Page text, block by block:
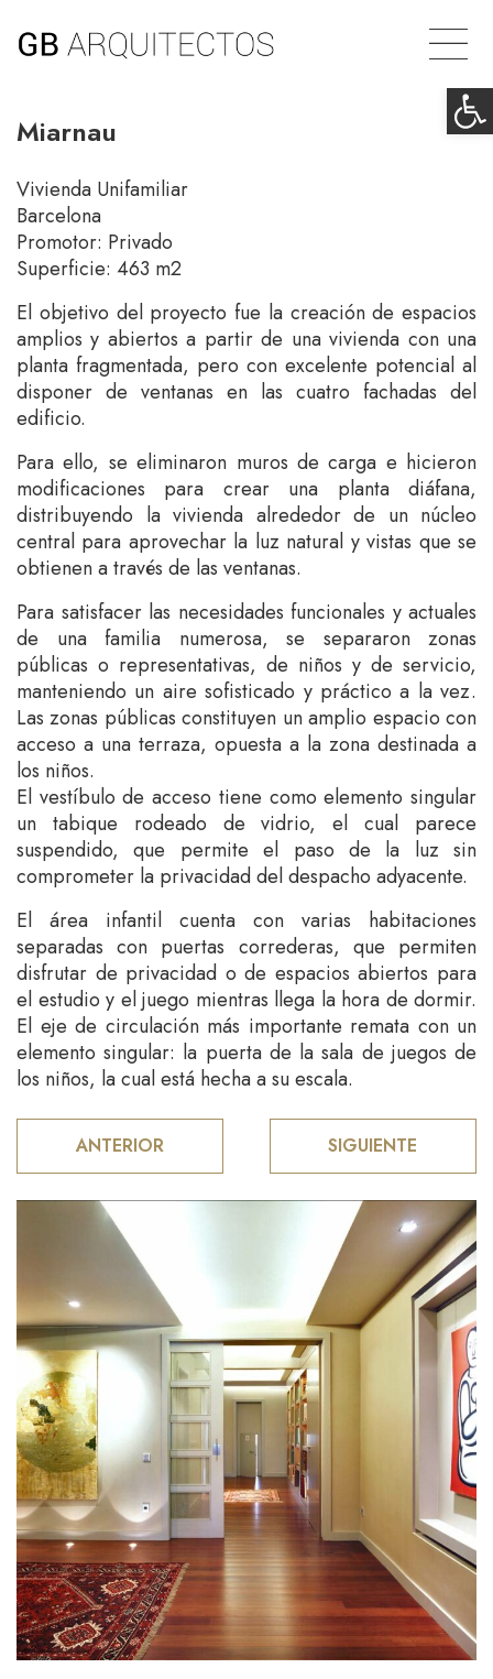
Miarnau
Vivienda Unifamiliar
Barcelona
Promotor: Privado
Superficie: 463 m2
El objetivo del proyecto fue la creación de espacios
amplios y abiertos a partir de una vivienda con una
planta fragmentada, pero con excelente potencial al
disponer de ventanas en las cuatro fachadas del
edificio.
Para ello, se eliminaron muros de carga e hicieron
modificaciones para crear una planta diáfana,
distribuyendo la vivienda alrededor de un núcleo
central para aprovechar la luz natural y vistas que se
obtienen a través de las ventanas.
Para satisfacer las necesidades funcionales y actuales
de una familia numerosa, se separaron zonas
públicas o representativas, de niños y de servicio,
manteniendo un aire sofisticado y práctico a la vez.
Las zonas públicas constituyen un amplio espacio con
acceso a una terraza, opuesta a la zona destinada a
los niños.
El vestíbulo de acceso tiene como elemento singular
un tabique rodeado de vidrio, el cual parece
suspendido, que permite el paso de la luz sin
comprometer la privacidad del despacho adyacente.
El área infantil cuenta con varias habitaciones
separadas con puertas correderas, que permiten
disfrutar de privacidad o de espacios abiertos para
el estudio y el juego mientras llega la hora de dormir.
El eje de circulación más importante remata con un
elemento singular: la puerta de la sala de juegos de
los niños, la cual está hecha a su escala.
ANTERIOR SIGUIENTE